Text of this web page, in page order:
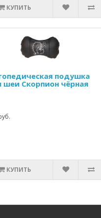
КУПИТЬ
подушка
шеи Скорпион чёрная
КУПИТЬ